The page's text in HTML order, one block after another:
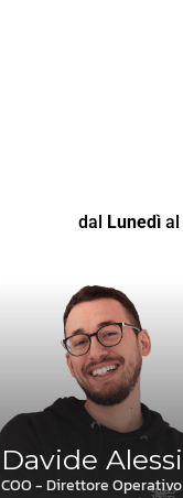
dal Lunedìal
Davide Alessi
COO - Direttore Operativo